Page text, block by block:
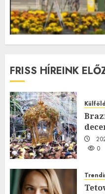
FRISS HÍREINK
Külföld
0